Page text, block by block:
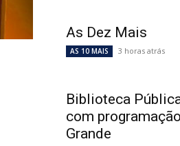
As Dez Mais
AS 10 MAIS 3 horas atrás
Biblioteca
com
Grande